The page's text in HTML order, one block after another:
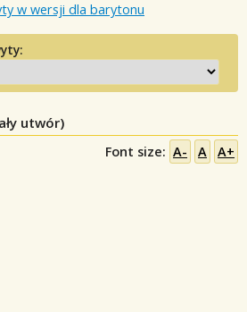
w wersji dla barytonu
utwór)
Font size: A- A A+